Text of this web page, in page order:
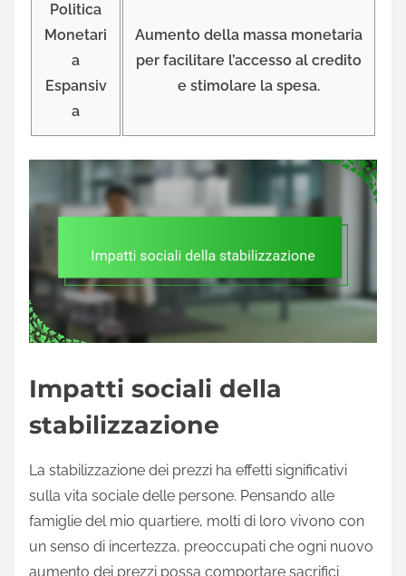
Politica
Monetari
a
Espansiv
a
Aumento della massa monetaria
per facilitare l’accesso al credito
e stimolare la spesa.
Impatti sociali della
stabilizzazione
La stabilizzazione dei prezzi ha effetti significativi
sulla vita sociale delle persone. Pensando alle
famiglie del mio quartiere, molti di loro vivono con
un senso di incertezza, preoccupati che ogni nuovo
aumento dei prezzi possa comportare sacrifici